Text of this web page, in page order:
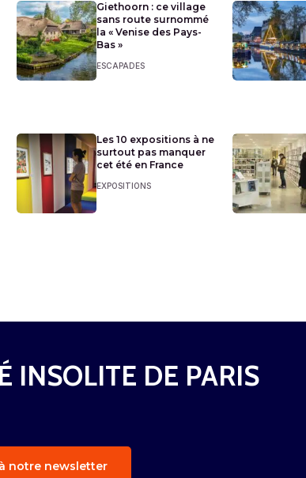
Giethoorn : ce village
sans route surnommé
la « Venise des Pays-
Bas »
ESCAPADES
Les 10 expositions à ne
surtout pas manquer
cet été en France
EXPOSITIONS
INSOLITE DE PARIS
notre newsletter